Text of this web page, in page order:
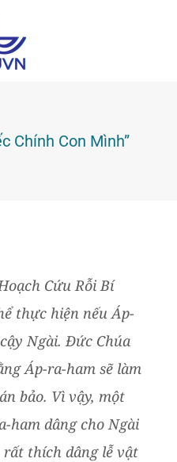
Chính Con Mình”
Cứu Rỗi Bí
thực hiện nếu Áp-
Ngài. Đức Chúa
Áp-ra-ham sẽ làm
bảo. Vì vậy, một
ham dâng cho Ngài
thích dâng lễ vật